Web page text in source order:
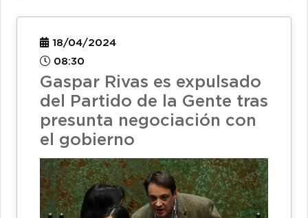
18/04/2024
08:30
Gaspar Rivas es expulsado
del Partido de la Gente tras
presunta negociación con
el gobierno